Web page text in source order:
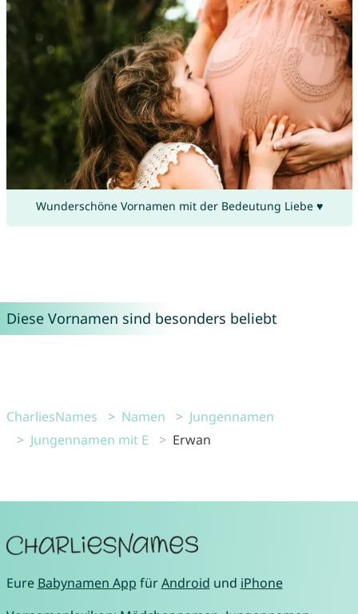
Wunderschöne Vornamen mit der Bedeutung Liebe ♥
Diese Vornamen sind besonders beliebt
CharliesNames Namen
Jungennamen
Jungennamen mit E
Erwan
Eure Babynamen App fürAndroid und iPhone